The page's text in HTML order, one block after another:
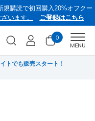
購読で初回購入20%オフクー
います。 ご登録はこちら
0
MENU
やスリップインズがさらにお